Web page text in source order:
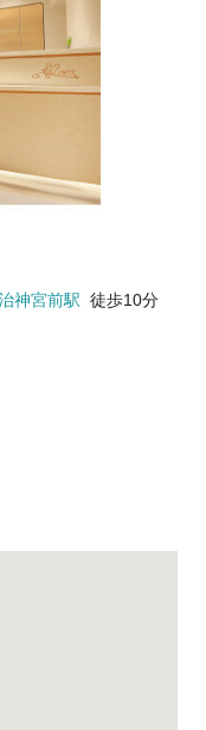
い成長できる仲間を
神宮前駅 徒歩10分